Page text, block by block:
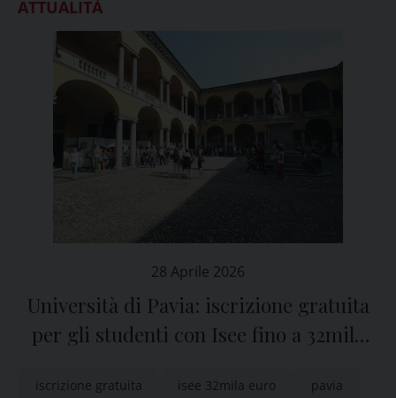
ATTUALITÀ
28 Aprile 2026
Università di Pavia: iscrizione gratuita
per gli studenti con Isee fino a 32mila
iscrizione gratuita isee 32mila euro pavia